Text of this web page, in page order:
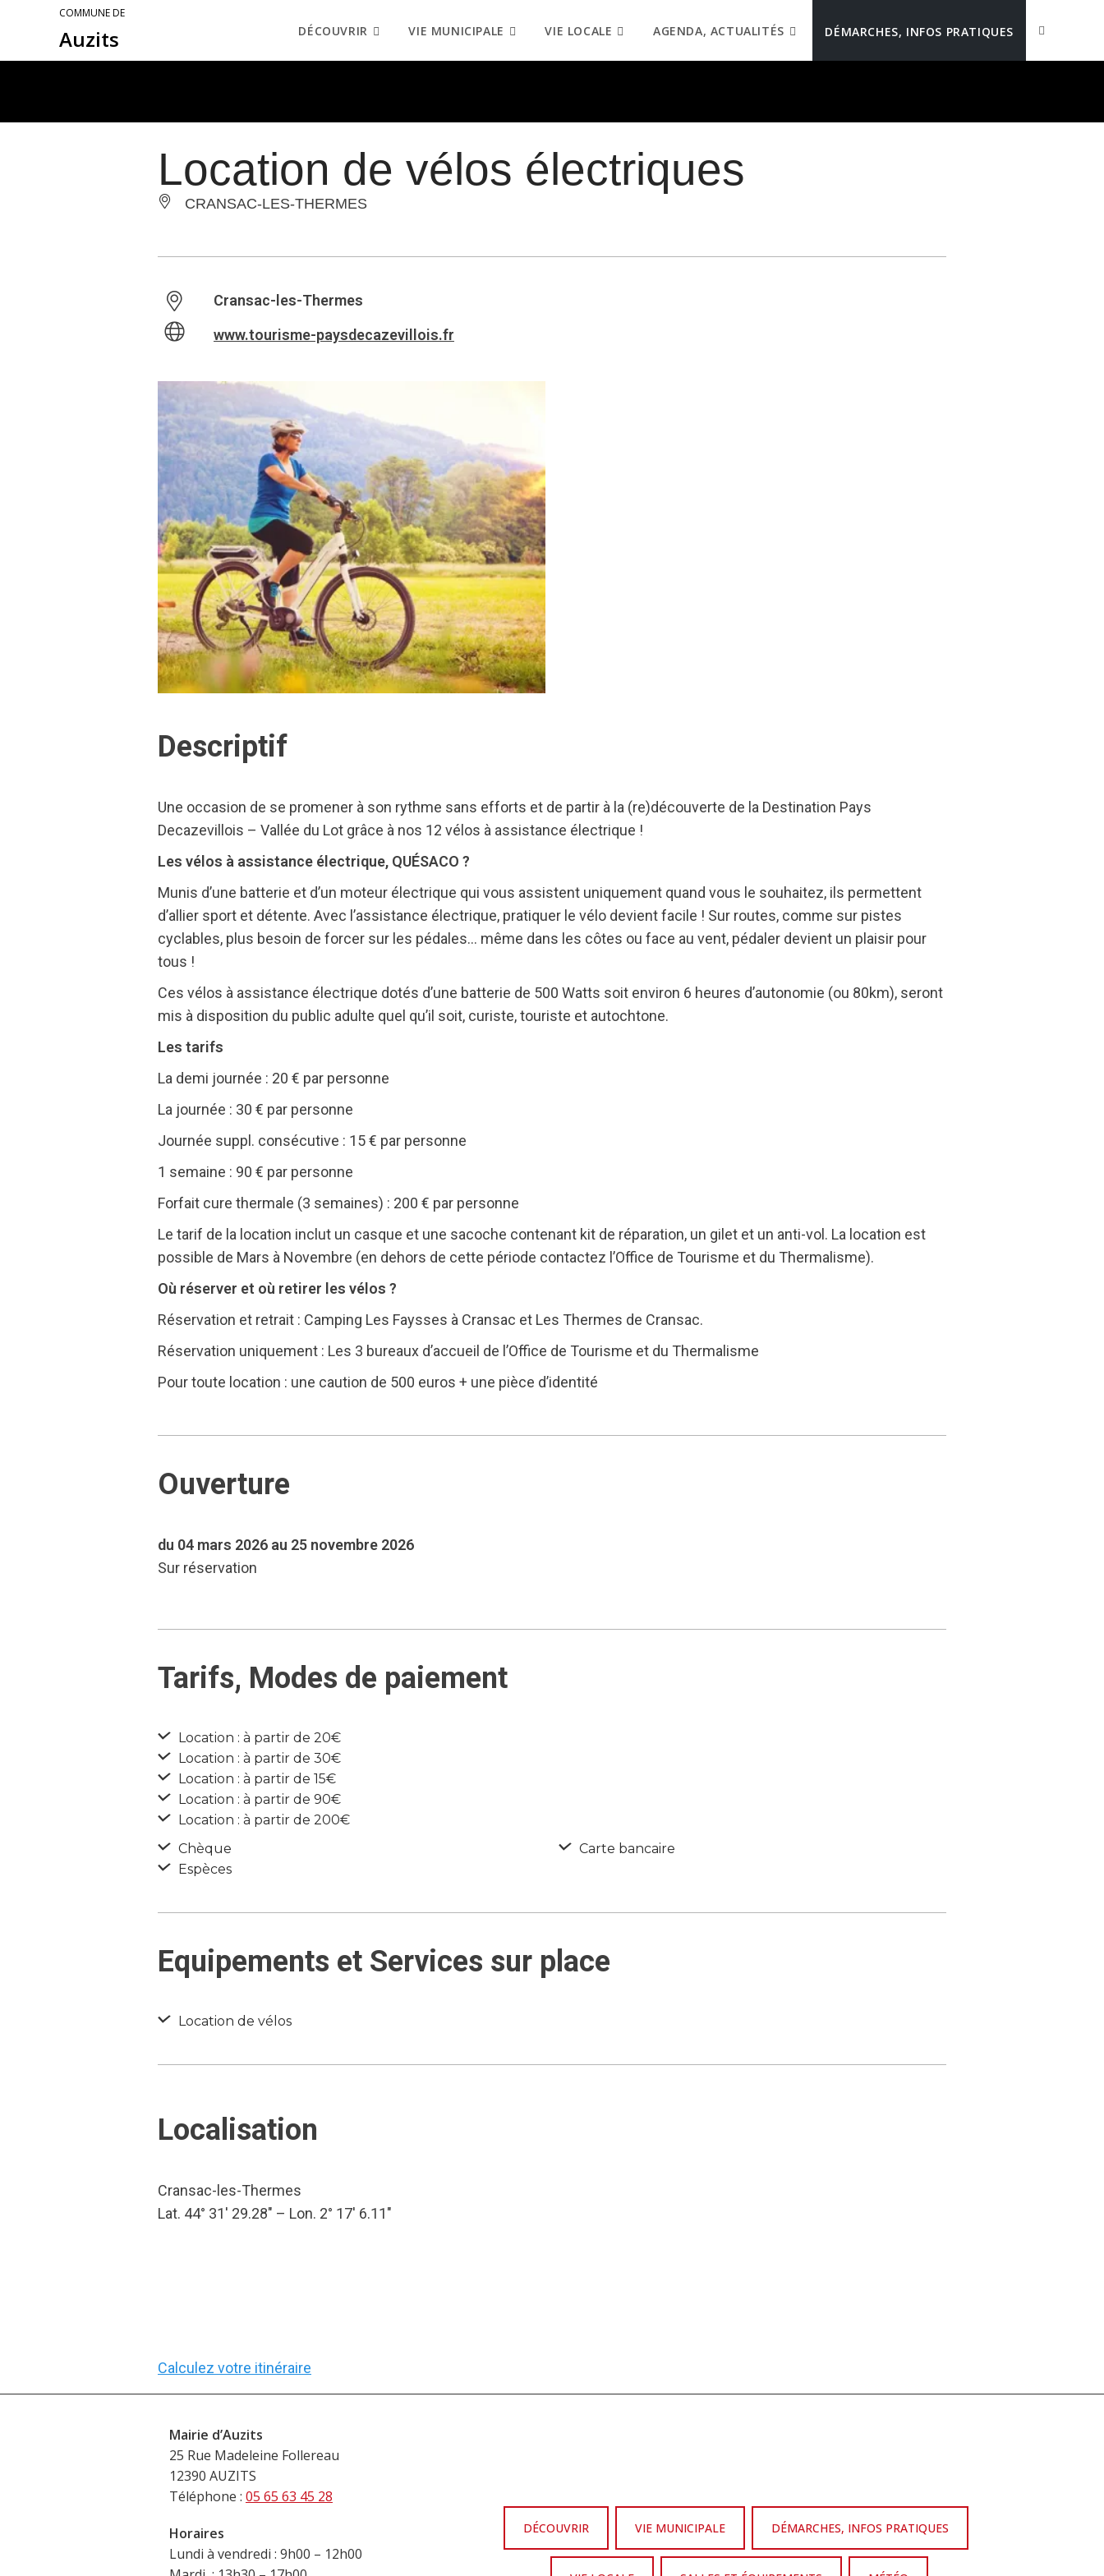
COMMUNE DE
Auzits DÉCOUVRIR VIE MUNICIPALE VIE LOCALE AGENDA, ACTUALITÉS DÉMARCHES, INFOS PRATIQUES
Location de vélos électriques
CRANSAC-LES-THERMES
Cransac-les-Thermes
www.tourisme-paysdecazevillois.fr
Descriptif
Une occasion de se promener à son rythme sans efforts et de partir à la (re)découverte de la Destination Pays
Decazevillois – Vallée du Lot grâce à nos 12 vélos à assistance électrique !
Les vélos à assistance électrique, QUÉSACO ?
Munis d’une batterie et d’un moteur électrique qui vous assistent uniquement quand vous le souhaitez, ils permettent
d’allier sport et détente. Avec l’assistance électrique, pratiquer le vélo devient facile ! Sur routes, comme sur pistes
cyclables, plus besoin de forcer sur les pédales… même dans les côtes ou face au vent, pédaler devient un plaisir pour
tous !
Ces vélos à assistance électrique dotés d’une batterie de 500 Watts soit environ 6 heures d’autonomie (ou 80km), seront
mis à disposition du public adulte quel qu’il soit, curiste, touriste et autochtone.
Les tarifs
La demi journée : 20 € par personne
La journée : 30 € par personne
Journée suppl. consécutive : 15 € par personne
1 semaine : 90 € par personne
Forfait cure thermale (3 semaines) : 200 € par personne
Le tarif de la location inclut un casque et une sacoche contenant kit de réparation, un gilet et un anti-vol. La location est
possible de Mars à Novembre (en dehors de cette période contactez l’Office de Tourisme et du Thermalisme).
Où réserver et où retirer les vélos ?
Réservation et retrait : Camping Les Faysses à Cransac et Les Thermes de Cransac.
Réservation uniquement : Les 3 bureaux d’accueil de l’Office de Tourisme et du Thermalisme
Pour toute location : une caution de 500 euros + une pièce d’identité
Ouverture
du 04 mars 2026 au 25 novembre 2026
Sur réservation
Tarifs, Modes de paiement
Location : à partir de 20€
Location : à partir de 30€
Location : à partir de 15€
Location : à partir de 90€
Location : à partir de 200€
Chèque
Espèces
Carte bancaire
Equipements et Services sur place
Location de vélos
Localisation
Cransac-les-Thermes
Lat. 44° 31′ 29.28″ – Lon. 2° 17′ 6.11″
Calculez votre itinéraire
Mairie d’Auzits
25 Rue Madeleine Follereau
12390 AUZITS
Téléphone : 05 65 63 45 28
Horaires
Lundi à vendredi : 9h00 – 12h00
DÉCOUVRIR VIE MUNICIPALE DÉMARCHES, INFOS PRATIQUES